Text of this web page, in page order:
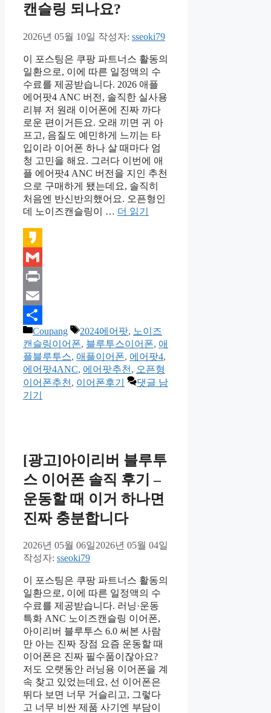
캔슬링 되나요?
2026년 05월 10일 작성자: sseoki79
이 포스팅은 쿠팡 파트너스 활동의
일환으로, 이에 따른 일정액의 수
수료를 제공받습니다. 2026 애플
에어팟4 ANC 버전, 솔직한 실사용
리뷰 저 원래 이어폰에 진짜 까다
로운 편이거든요. 오래 끼면 귀 아
프고, 음질도 예민하게 느끼는 타
입이라 이어폰 하나 살 때마다 엄
청 고민을 해요. 그러다 이번에 애
플 에어팟4 ANC 버전을 지인 추천
으로 구매하게 됐는데요, 솔직히
처음엔 반신반의했어요. 오픈형인
데 노이즈캔슬링이 … 더 읽기
Kakao
Gmail
Print
Email
Share
카
테
고
리
Coupang
태
그
2024에어팟, 노이즈
캔슬링이어폰, 블루투스이어폰, 애
플블루투스, 애플이어폰, 에어팟4,
에어팟4ANC, 에어팟추천 , 오픈형
이어폰추천 , 이어폰후기
댓글 남
기기
[광고]아이리버 블루투
스 이어폰 솔직 후기 –
운동할 때 이거 하나면
진짜 충분합니다
2026년 05월 06일2026년 05월 04일
작성자: sseoki79
이 포스팅은 쿠팡 파트너스 활동의
일환으로, 이에 따른 일정액의 수
수료를 제공받습니다. 러닝·운동
특화 ANC 노이즈캔슬링 이어폰,
아이리버 블루투스 6.0 써본 사람
만 아는 진짜 장점 요즘 운동할 때
이어폰은 진짜 필수품이잖아요?
저도 오랫동안 러닝용 이어폰을 계
속 찾고 있었는데요, 선 이어폰은
뛰다 보면 너무 거슬리고, 그렇다
고 너무 비싼 제품 사기엔 부담이